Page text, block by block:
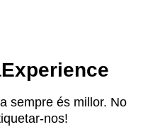
sempre és millor. No
nos!